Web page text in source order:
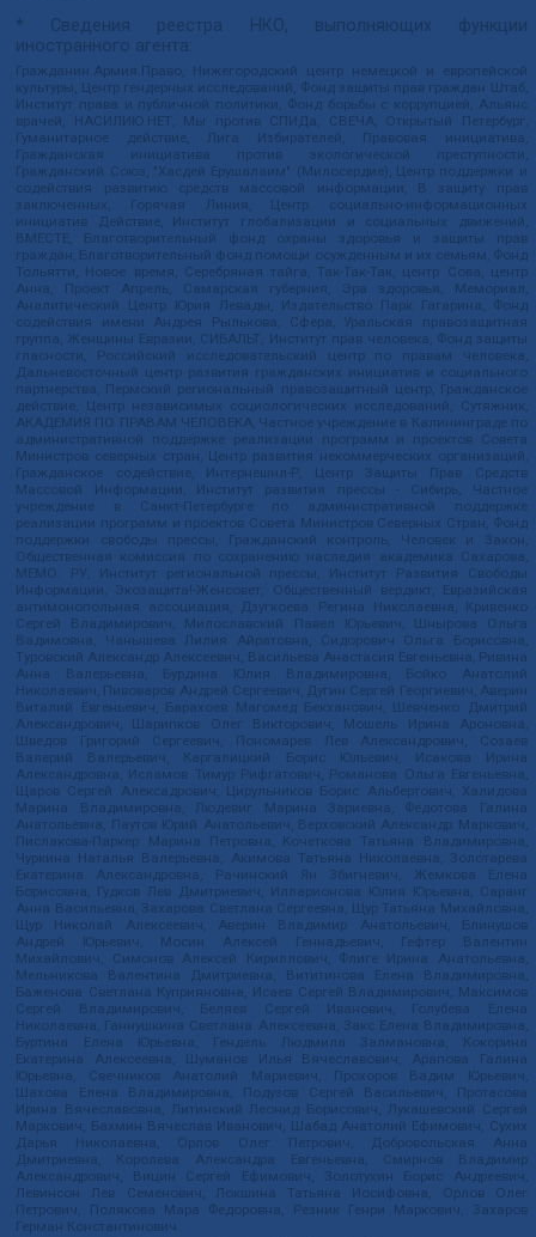
* Сведения реестра НКО, выполняющих функции
иностранного агента:
Гражданин.Армия.Право, Нижегородский центр немецкой и европейской
культуры, Центр гендерных исследований, Фонд защиты прав граждан Штаб,
Институт права и публичной политики, Фонд борьбы с коррупцией, Альянс
врачей, НАСИЛИЮ.НЕТ, Мы против СПИДа, СВЕЧА, Открытый Петербург,
Гуманитарное действие, Лига Избирателей, Правовая инициатива,
Гражданская инициатива против экологической преступности,
Гражданский Союз, "Хасдей Ерушалаим" (Милосердие), Центр поддержки и
содействия развитию средств массовой информации, В защиту прав
заключенных, Горячая Линия, Центр социально-информационных
инициатив Действие, Институт глобализации и социальных движений,
ВМЕСТЕ, Благотворительный фонд охраны здоровья и защиты прав
граждан, Благотворительный фонд помощи осужденным и их семьям, Фонд
Тольятти, Новое время, Серебряная тайга, Так-Так-Так, центр Сова, центр
Анна, Проект Апрель, Самарская губерния, Эра здоровья, Мемориал,
Аналитический Центр Юрия Левады, Издательство Парк Гагарина, Фонд
содействия имени Андрея Рылькова, Сфера, Уральская правозащитная
группа, Женщины Евразии, СИБАЛЬТ, Институт прав человека, Фонд защиты
гласности, Российский исследовательский центр по правам человека,
Дальневосточный центр развития гражданских инициатив и социального
партнерства, Пермский региональный правозащитный центр, Гражданское
действие, Центр независимых социологических исследований, Сутяжник,
АКАДЕМИЯ ПО ПРАВАМ ЧЕЛОВЕКА, Частное учреждение в Калининграде по
административной поддержке реализации программ и проектов Совета
Министров северных стран, Центр развития некоммерческих организаций,
Гражданское содействие, Интернешнл-Р, Центр Защиты Прав Средств
Массовой Информации, Институт развития прессы - Сибирь, Частное
учреждение в Санкт-Петербурге по административной поддержке
реализации программ и проектов Совета Министров Северных Стран, Фонд
поддержки свободы прессы, Гражданский контроль, Человек и Закон,
Общественная комиссия по сохранению наследия академика Сахарова,
МЕМО. РУ, Институт региональной прессы, Институт Развития Свободы
Информации, Экозащита!-Женсовет, Общественный вердикт, Евразийская
антимонопольная ассоциация, Дзугкоева Регина Николаевна, Кривенко
Сергей Владимирович, Милославский Павел Юрьевич, Шнырова Ольга
Вадимовна, Чанышева Лилия Айратовна, Сидорович Ольга Борисовна,
Туровский Александр Алексеевич, Васильева Анастасия Евгеньевна, Ривина
Анна Валерьевна, Бурдина Юлия Владимировна, Бойко Анатолий
Николаевич, Пивоваров Андрей Сергеевич, Дугин Сергей Георгиевич, Аверин
Виталий Евгеньевич, Барахоев Магомед Бекханович, Шевченко Дмитрий
Александрович, Шарипков Олег Викторович, Мошель Ирина Ароновна,
Шведов Григорий Сергеевич, Пономарев Лев Александрович, Созаев
Валерий Валерьевич, Каргалицкий Борис Юльевич, Исакова Ирина
Александровна, Исламов Тимур Рифгатович, Романова Ольга Евгеньевна,
Щаров Сергей Алексадрович, Цирульников Борис Альбертович, Халидова
Марина Владимировна, Людевиг Марина Зариевна, Федотова Галина
Анатольевна, Паутов Юрий Анатольевич, Верховский Александр Маркович,
Пислакова-Паркер Марина Петровна, Кочеткова Татьяна Владимировна,
Чуркина Наталья Валерьевна, Акимова Татьяна Николаевна, Золотарева
Екатерина Александровна, Рачинский Ян Збигневич, Жемкова Елена
Борисовна, Гудков Лев Дмитриевич, Илларионова Юлия Юрьевна, Саранг
Анна Васильевна, Захарова Светлана Сергеевна, Щур Татьяна Михайловна,
Щур Николай Алексеевич, Аверин Владимир Анатольевич, Блинушов
Андрей Юрьевич, Мосин Алексей Геннадьевич, Гефтер Валентин
Михайлович, Симонов Алексей Кириллович, Флиге Ирина Анатольевна,
Мельникова Валентина Дмитриевна, Вититинова Елена Владимировна,
Баженова Светлана Куприяновна, Исаев Сергей Владимирович, Максимов
Сергей Владимирович, Беляев Сергей Иванович, Голубева Елена
Николаевна, Ганнушкина Светлана Алексеевна, Закс Елена Владимировна,
Буртина Елена Юрьевна, Гендель Людмила Залмановна, Кокорина
Екатерина Алексеевна, Шуманов Илья Вячеславович, Арапова Галина
Юрьевна, Свечников Анатолий Мариевич, Прохоров Вадим Юрьевич,
Шахова Елена Владимировна, Подузов Сергей Васильевич, Протасова
Ирина Вячеславовна, Литинский Леонид Борисович, Лукашевский Сергей
Маркович, Бахмин Вячеслав Иванович, Шабад Анатолий Ефимович, Сухих
Дарья Николаевна, Орлов Олег Петрович, Добровольская Анна
Дмитриевна, Королева Александра Евгеньевна, Смирнов Владимир
Александрович, Вицин Сергей Ефимович, Золотухин Борис Андреевич,
Левинсон Лев Семенович, Локшина Татьяна Иосифовна, Орлов Олег
Петрович, Полякова Мара Федоровна, Резник Генри Маркович, Захаров
Герман Константинович